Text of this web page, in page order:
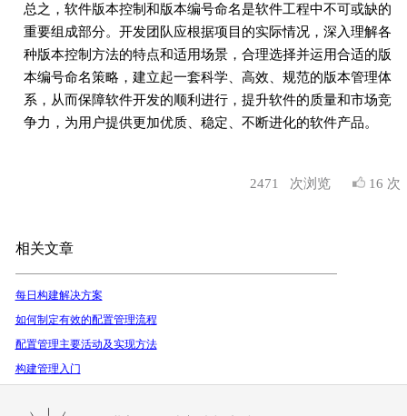
总之，软件版本控制和版本编号命名是软件工程中不可或缺的
重要组成部分。开发团队应根据项目的实际情况，深入理解各
种版本控制方法的特点和适用场景，合理选择并运用合适的版
本编号命名策略，建立起一套科学、高效、规范的版本管理体
系，从而保障软件开发的顺利进行，提升软件的质量和市场竞
争力，为用户提供更加优质、稳定、不断进化的软件产品。
2471 次浏览 16 次
相关文章
每日构建解决方案
如何制定有效的配置管理流程
配置管理主要活动及实现方法
构建管理入门